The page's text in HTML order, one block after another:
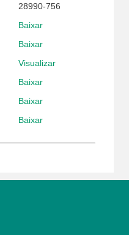
28990-756
Baixar
Baixar
Visualizar
Baixar
Baixar
Baixar